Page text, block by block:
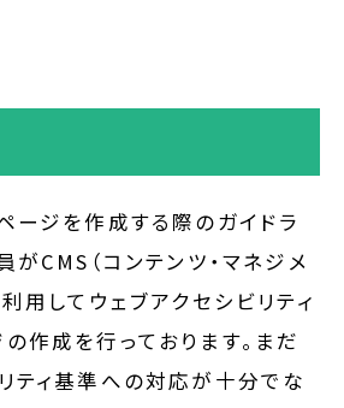
ージを作成する際のガイドラ
がCMS（コンテンツ・マネジメ
利用してウェブアクセシビリティ
作成を行っております。まだ
ティ基準への対応が十分でな